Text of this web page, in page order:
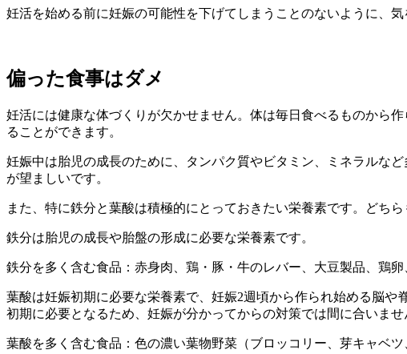
妊活を始める前に妊娠の可能性を下げてしまうことのないように、
偏った食事はダメ
妊活には健康な体づくりが欠かせません。体は毎日食べるものから
ることができます。
妊娠中は胎児の成長のために、タンパク質やビタミン、ミネラルな
が望ましいです。
また、特に鉄分と葉酸は積極的にとっておきたい栄養素です。どち
鉄分は胎児の成長や胎盤の形成に必要な栄養素です。
鉄分を多く含む食品：赤身肉、鶏・豚・牛のレバー、大豆製品、鶏
葉酸は妊娠初期に必要な栄養素で、妊娠2週頃から作られ始める脳
初期に必要となるため、妊娠が分かってからの対策では間に合いませ
葉酸を多く含む食品：色の濃い葉物野菜（ブロッコリー、芽キャベ